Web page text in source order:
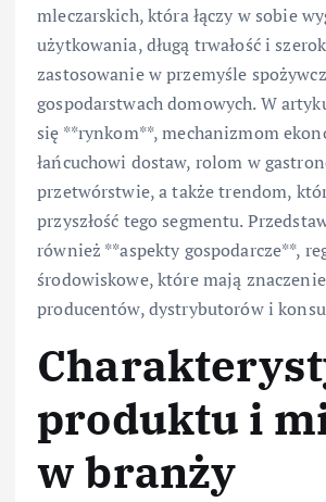
mleczarskich, która łączy w sobie
użytkowania, długą trwałość i
zastosowanie w przemyśle
gospodarstwach domowych. W
się **rynkom**, mechanizmom
łańcuchowi dostaw, rolom w
przetwórstwie, a także trendom,
przyszłość tego segmentu.
również **aspekty gospodarcze**,
środowiskowe, które mają
producentów, dystrybutorów i
produktu i
w branży